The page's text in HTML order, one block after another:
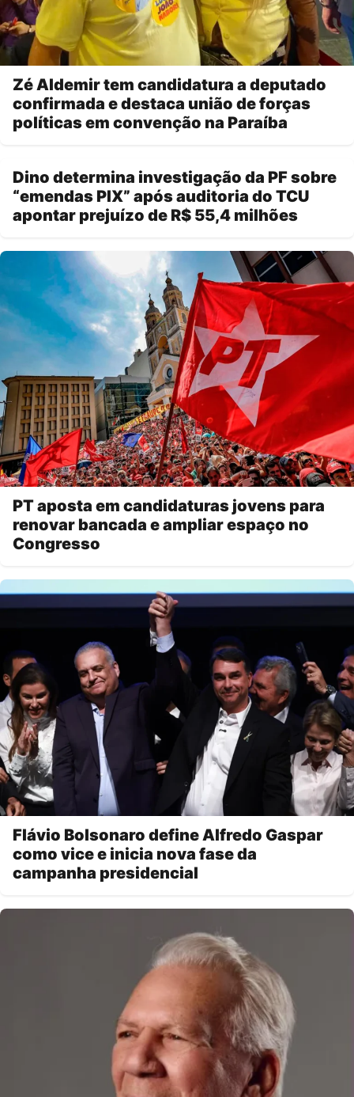
Zé Aldemir tem candidatura a deputado
confirmada e destaca união de forças
políticas em convenção na Paraíba
Dino determina investigação da PF sobre
“emendas PIX” após auditoria do TCU
apontar prejuízo de R$ 55,4 milhões
PT aposta em candidaturas jovens para
renovar bancada e ampliar espaço no
Congresso
Flávio Bolsonaro define Alfredo Gaspar
como vice e inicia nova fase da
campanha presidencial